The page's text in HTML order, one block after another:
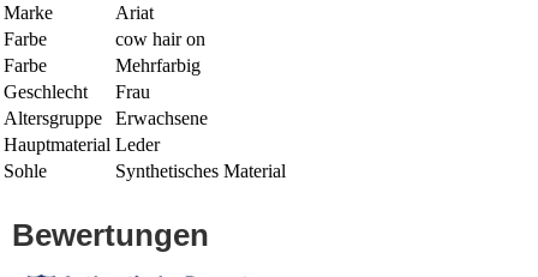
Marke
Ariat
Farbe
cow hair on
Farbe
Mehrfarbig
Geschlecht
Frau
Altersgruppe
Erwachsene
Hauptmaterial Leder
Sohle
Synthetisches Material